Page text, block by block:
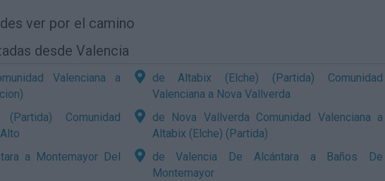
ver por el camino
desde Valencia
Valenciana a
de Altabix (Elche) (Partida) Comunidad
Valenciana a Nova Vallverda
Comunidad
de Nova Vallverda Comunidad Valenciana a
Altabix (Elche) (Partida)
a Montemayor Del
de Valencia De Alcántara a Baños De
Montemayor